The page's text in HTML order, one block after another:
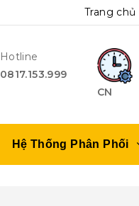
Trang chủ
Hotline
0817.153.999
CN
Hệ Thống Phân Phối